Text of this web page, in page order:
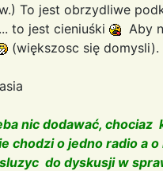
To jest obrzydliwe
to jest cieniuśki
Aby
(większosc się domysli).
nic dodawać,
chodzi o jedno radio a o
do dyskusji w